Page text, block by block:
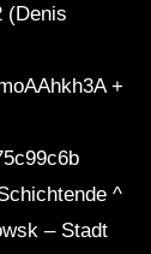
(Denis
+
^
– Stadt